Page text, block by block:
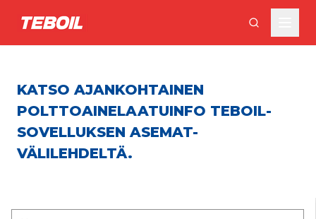
Siirry pääsisältöön
KATSO AJANKOHTAINEN
POLTTOAINELAATUINFO TEBOIL-
SOVELLUKSEN ASEMAT-
VÄLILEHDELTÄ.